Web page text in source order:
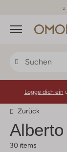
Menü
Logge dich ein
Zurück
Alberto
30 items